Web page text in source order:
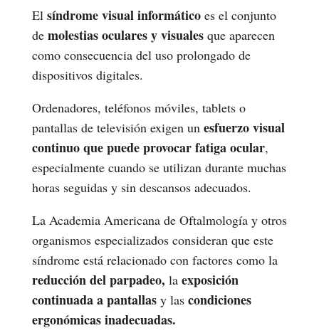
El síndrome visual informáticoes el conjunto
de molestias oculares y visualesque aparecen
como consecuencia del uso prolongado de
dispositivos digitales.
Ordenadores, teléfonos móviles, tablets o
pantallas de televisión exigen un esfuerzo visual
continuo que puede provocar fatiga ocular,
especialmente cuando se utilizan durante muchas
horas seguidas y sin descansos adecuados.
La Academia Americana de Oftalmología y otros
organismos especializados consideran que este
síndrome está relacionado con factores como la
reducción del parpadeo, la exposición
continuada a pantallasy lascondiciones
ergonómicas inadecuadas.